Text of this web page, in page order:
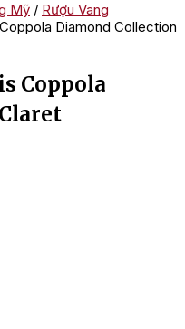
Mỹ / Rượu Vang
Diamond Collection
Coppola